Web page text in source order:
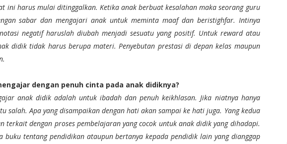
ini harus mulai ditinggalkan. Ketika anak berbuat kesalahan maka seorang guru
sabar dan mengajari anak untuk meminta maaf dan beristighfar. Intinya
negatif haruslah diubah menjadi sesuatu yang positif. Untuk reward atau
didik tidak harus berupa materi. Penyebutan prestasi di depan kelas maupun
dengan penuh cinta pada anak didiknya?
anak didik adalah untuk ibadah dan penuh keikhlasan. Jika niatnya hanya
salah. Apa yang disampaikan dengan hati akan sampai ke hati juga. Yang kedua
terkait dengan proses pembelajaran yang cocok untuk anak didik yang dihadapi.
buku tentang pendidikan ataupun bertanya kepada pendidik lain yang dianggap